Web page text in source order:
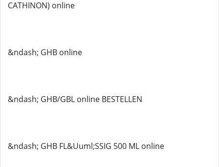
CATHINON) online
&ndash; GHB online
&ndash; GHB/GBL online BESTELLEN
&ndash; GHB FL&Uuml;SSIG 500 ML online